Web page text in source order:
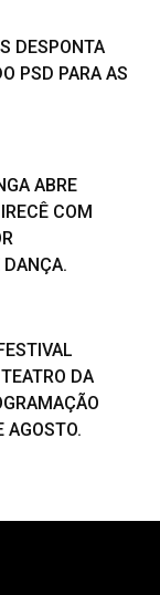
DESPONTA
PSD PARA AS
ABRE
COM
DANÇA.
DA
AGOSTO.